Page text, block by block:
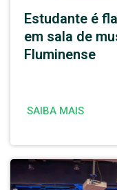
Estudante é
em sala de
Fluminense
SAIBA MAIS